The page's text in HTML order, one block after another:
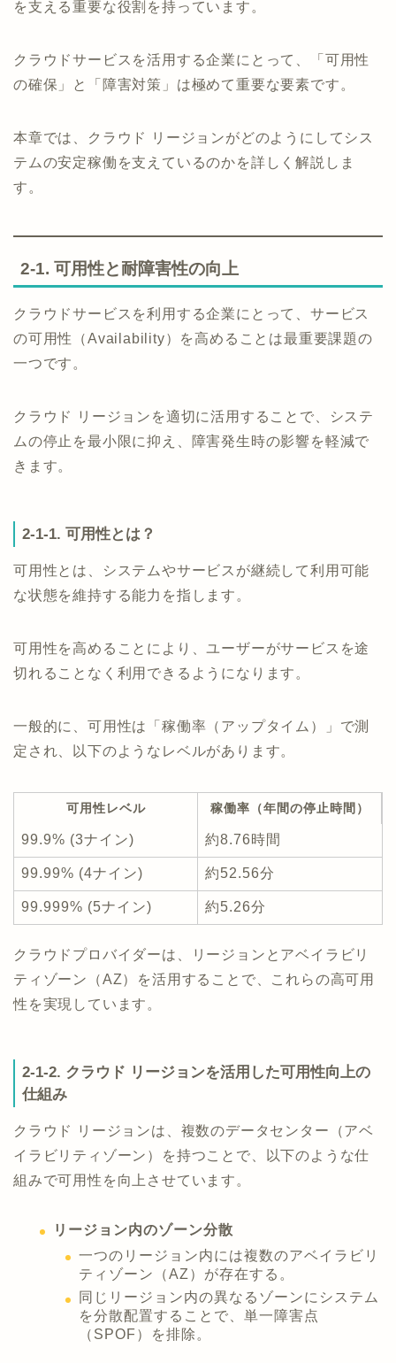
を支える重要な役割を持っています。
クラウドサービスを活用する企業にとって、「可用性
の確保」と「障害対策」は極めて重要な要素です。
本章では、クラウド リージョンがどのようにしてシス
テムの安定稼働を支えているのかを詳しく解説しま
す。
2-1. 可用性と耐障害性の向上
クラウドサービスを利用する企業にとって、サービス
の可用性（Availability）を高めることは最重要課題の
一つです。
クラウド リージョンを適切に活用することで、システ
ムの停止を最小限に抑え、障害発生時の影響を軽減で
きます。
2-1-1. 可用性とは？
可用性とは、システムやサービスが継続して利用可能
な状態を維持する能力を指します。
可用性を高めることにより、ユーザーがサービスを途
切れることなく利用できるようになります。
一般的に、可用性は「稼働率（アップタイム）」で測
定され、以下のようなレベルがあります。
可用性レベル 稼働率（年間の停止時間）
99.9% (3ナイン) 約8.76時間
99.99% (4ナイン) 約52.56分
99.999% (5ナイン) 約5.26分
クラウドプロバイダーは、リージョンとアベイラビリ
ティゾーン（AZ）を活用することで、これらの高可用
性を実現しています。
2-1-2. クラウド リージョンを活用した可用性向上の
仕組み
クラウド リージョンは、複数のデータセンター（アベ
イラビリティゾーン）を持つことで、以下のような仕
組みで可用性を向上させています。
リージョン内のゾーン分散
一つのリージョン内には複数のアベイラビリ
ティゾーン（AZ）が存在する。
同じリージョン内の異なるゾーンにシステム
を分散配置することで、単一障害点
（SPOF）を排除。